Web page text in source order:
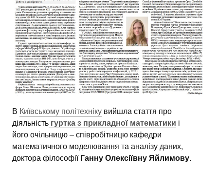
В Київському політехніку вийшла стаття про
діяльність гуртка з прикладної математики і
його очільницю – співробітницю кафедри
математичного моделювання та аналізу даних,
доктора філософіїГанну Олексіївну Яйлимову.